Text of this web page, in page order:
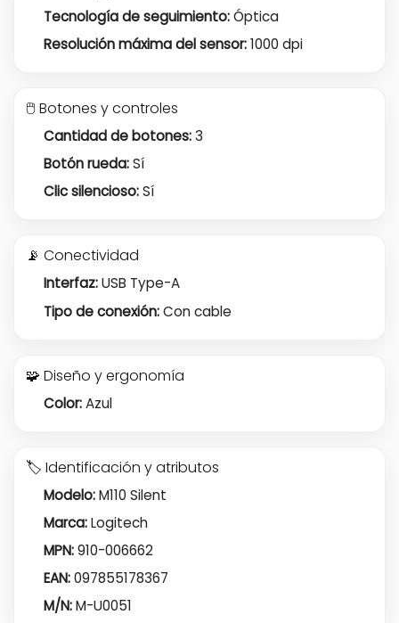
Tecnología de seguimiento:Óptica
Resolución máxima del sensor:1000 dpi
🖱️ Botones y controles
Cantidad de botones:3
Botón rueda:Sí
Clic silencioso:Sí
📡 Conectividad
Interfaz:USB Type-A
Tipo de conexión:Con cable
🧩 Diseño y ergonomía
Color:Azul
🏷️ Identificación y atributos
Modelo:M110 Silent
Marca:Logitech
MPN:910-006662
EAN:097855178367
M/N:M-U0051